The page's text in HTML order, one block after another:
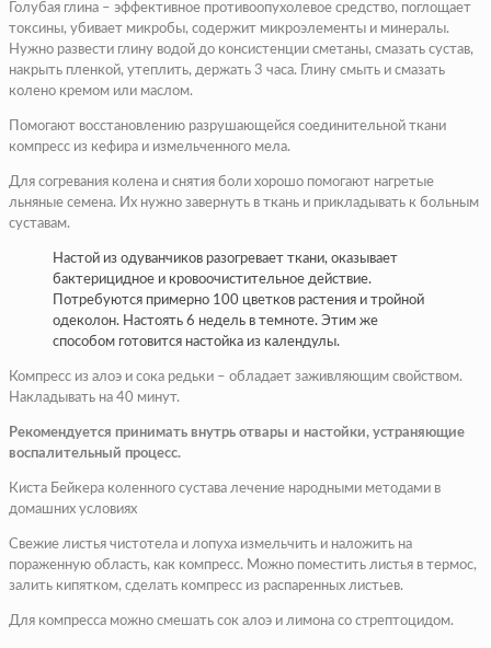
Голубая глина – эффективное противоопухолевое средство, поглощает
токсины, убивает микробы, содержит микроэлементы и минералы.
Нужно развести глину водой до консистенции сметаны, смазать сустав,
накрыть пленкой, утеплить, держать 3 часа. Глину смыть и смазать
колено кремом или маслом.
Помогают восстановлению разрушающейся соединительной ткани
компресс из кефира и измельченного мела.
Для согревания колена и снятия боли хорошо помогают нагретые
льняные семена. Их нужно завернуть в ткань и прикладывать к больным
суставам.
Настой из одуванчиков разогревает ткани, оказывает
бактерицидное и кровоочистительное действие.
Потребуются примерно 100 цветков растения и тройной
одеколон. Настоять 6 недель в темноте. Этим же
способом готовится настойка из календулы.
Компресс из алоэ и сока редьки – обладает заживляющим свойством.
Накладывать на 40 минут.
Рекомендуется принимать внутрь отвары и настойки, устраняющие
воспалительный процесс.
Киста Бейкера коленного сустава лечение народными методами в
домашних условиях
Свежие листья чистотела и лопуха измельчить и наложить на
пораженную область, как компресс. Можно поместить листья в термос,
залить кипятком, сделать компресс из распаренных листьев.
Для компресса можно смешать сок алоэ и лимона со стрептоцидом.